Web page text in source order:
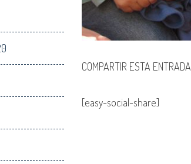
COMPARTIR ESTA ENTRADA
[easy-social-share]